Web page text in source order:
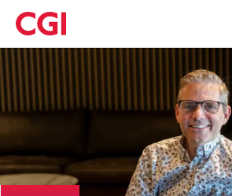
Skip
to
main